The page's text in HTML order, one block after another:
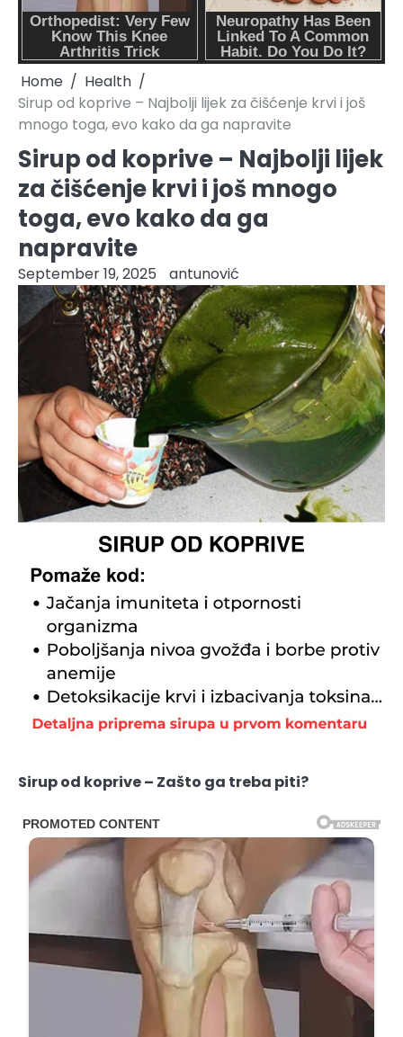
Home
Health
Sirup od koprive – Najbolji lijek za čišćenje krvi i još
mnogo toga, evo kako da ga napravite
Sirup od koprive – Najbolji lijek
za čišćenje krvi i još mnogo
toga, evo kako da ga
napravite
September 19, 2025 antunović
Sirup od koprive – Zašto ga treba piti?